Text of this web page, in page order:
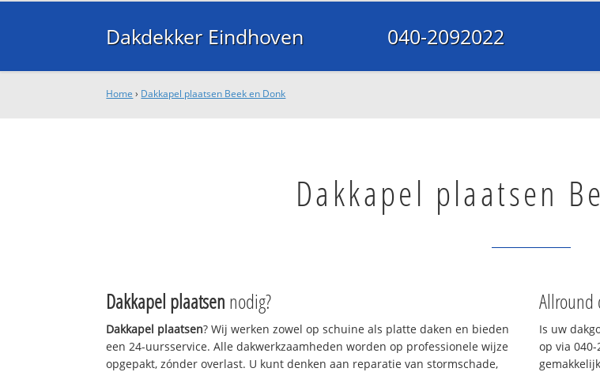
Dakdekker Eindhoven 040-2092022
Home › Dakkapel plaatsen Beek en Donk
Dakkapel plaatsen
Dakkapel plaatsen nodig?
Dakkapel plaatsen? Wij werken zowel op schuine als platte daken en bieden
een 24-uursservice. Alle dakwerkzaamheden worden op professionele wijze
opgepakt, zónder overlast. U kunt denken aan reparatie van stormschade,
Allround
Is uw
op via